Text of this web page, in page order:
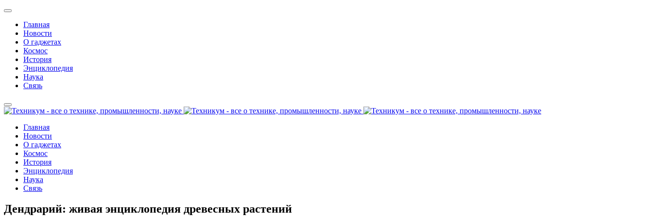
Главная
Новости
О гаджетах
Космос
История
Энциклопедия
Наука
Связь
Главная
Новости
О гаджетах
Космос
История
Энциклопедия
Наука
Связь
Дендрарий: живая энциклопедия древесных растений